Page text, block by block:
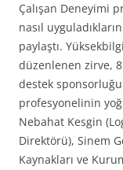
Çalışan Deneyimi
nasıl
paylaştı.
düzenlenen zirve,
destek
profesyonelinin
Nebahat Kesgin
Direktörü), Sinem
Kaynakları ve